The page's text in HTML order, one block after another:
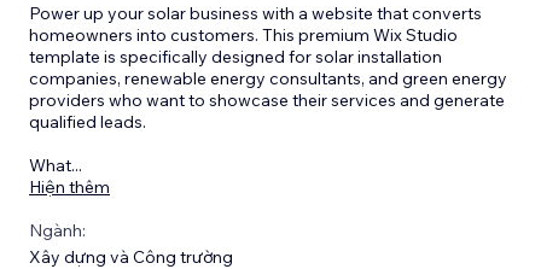
Power up your solar business with a website that converts
homeowners into customers. This premium Wix Studio
template is specifically designed for solar installation
companies, renewable energy consultants, and green energy
providers who want to showcase their services and generate
qualified leads.
What...
Hiện thêm
Ngành:
Xây dựng và Công trường